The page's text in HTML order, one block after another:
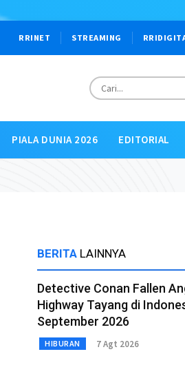
RRINET STREAMING
PIALA DUNIA 2026 EDITORIAL
BERITA LAINNYA
Detective Conan Fallen
Highway Tayang di
September 2026
HIBURAN 7 Agt 2026